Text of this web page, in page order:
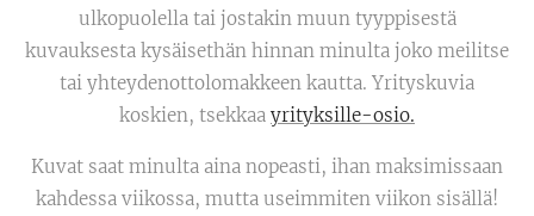
ulkopuolella tai jostakin muun tyyppisestä
kuvauksesta kysäisethän hinnan minulta joko meilitse
tai yhteydenottolomakkeen kautta. Yrityskuvia
koskien, tsekkaa yrityksille-osio.
Kuvat saat minulta aina nopeasti, ihan maksimissaan
kahdessa viikossa, mutta useimmiten viikon sisällä!